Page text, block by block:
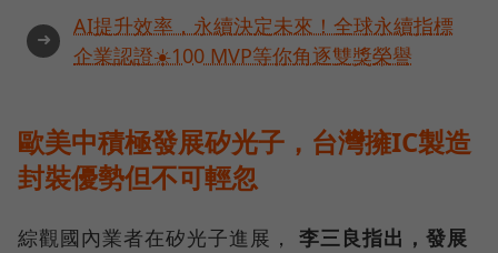
➜
AI提升效率，永續決定未來！全球永續指標
企業認證☀️100 MVP等你角逐雙獎榮譽
歐美中積極發展矽光子，台灣擁IC製造
封裝優勢但不可輕忽
綜觀國內業者在矽光子進展， 李三良指出，發展